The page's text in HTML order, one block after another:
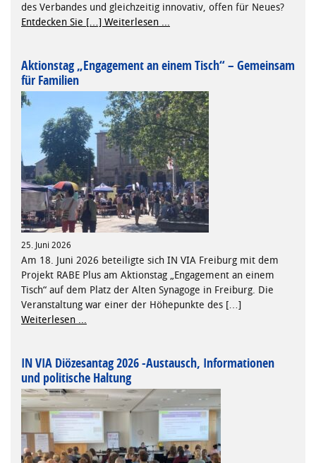
des Verbandes und gleichzeitig innovativ, offen für Neues?
Entdecken Sie […] Weiterlesen ...
Aktionstag „Engagement an einem Tisch“ – Gemeinsam
für Familien
25. Juni 2026
Am 18. Juni 2026 beteiligte sich IN VIA Freiburg mit dem
Projekt RABE Plus am Aktionstag „Engagement an einem
Tisch“ auf dem Platz der Alten Synagoge in Freiburg. Die
Veranstaltung war einer der Höhepunkte des […]
Weiterlesen ...
IN VIA Diözesantag 2026 -Austausch, Informationen
und politische Haltung